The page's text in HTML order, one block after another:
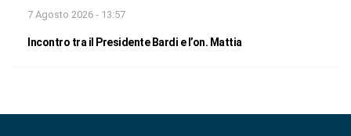
7 Agosto 2026 - 13:57
Incontro tra il Presidente Bardi e l’on. Mattia